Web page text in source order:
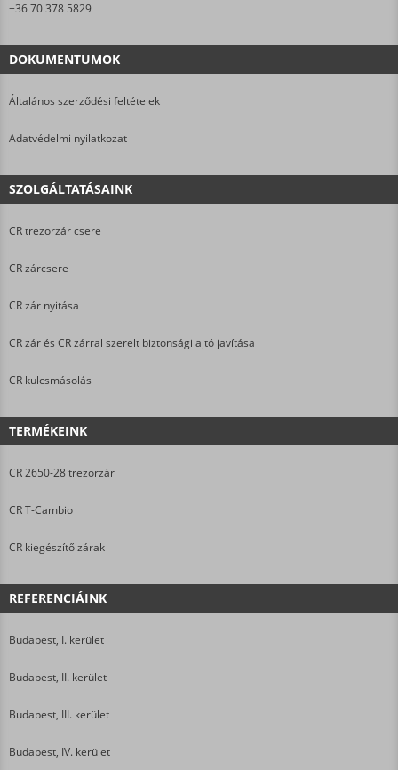
+36 70 378 5829
DOKUMENTUMOK
Általános szerződési feltételek
Adatvédelmi nyilatkozat
SZOLGÁLTATÁSAINK
CR trezorzár csere
CR zárcsere
CR zár nyitása
CR zár és CR zárral szerelt biztonsági ajtó javítása
CR kulcsmásolás
TERMÉKEINK
CR 2650-28 trezorzár
CR T-Cambio
CR kiegészítő zárak
REFERENCIÁINK
Budapest, I. kerület
Budapest, II. kerület
Budapest, III. kerület
Budapest, IV. kerület